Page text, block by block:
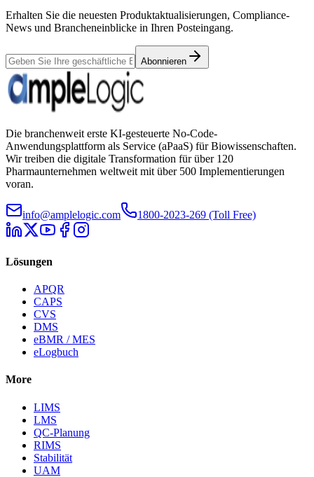
Erhalten Sie die neuesten Produktaktualisierungen, Compliance-
News und Brancheneinblicke in Ihren Posteingang.
Abonnieren
Die branchenweit erste KI-gesteuerte No-Code-
Anwendungsplattform als Service (aPaaS) für Biowissenschaften.
Wir treiben die digitale Transformation für über 120
Pharmaunternehmen weltweit mit über 500 Implementierungen
voran.
info@amplelogic.com 1800-2023-269 (Toll Free)
Lösungen
APQR
CAPS
CVS
DMS
eBMR / MES
eLogbuch
More
LIMS
LMS
QC-Planung
RIMS
Stabilität
UAM